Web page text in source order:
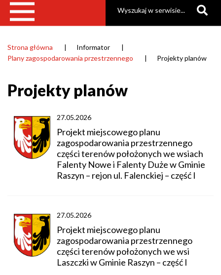
Ścieżka
Strona główna
Informator
Plany zagospodarowania przestrzennego
Projekty planów
Projekty planów
27.05.2026
Projekt miejscowego planu
zagospodarowania przestrzennego
części terenów położonych we wsiach
Falenty Nowe i Falenty Duże w Gminie
Raszyn – rejon ul. Falenckiej – część I
27.05.2026
Projekt miejscowego planu
zagospodarowania przestrzennego
części terenów położonych we wsi
Laszczki w Gminie Raszyn – część I